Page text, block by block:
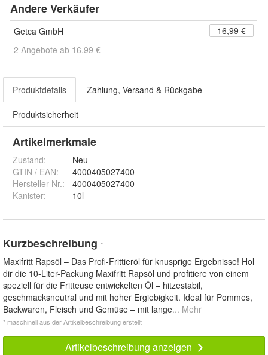
Andere Verkäufer
Getca GmbH
16,99 €
2 Angebote ab 16,99 €
Produktdetails Zahlung, Versand & Rückgabe
Produktsicherheit
Artikelmerkmale
Zustand:
Neu
GTIN / EAN:
4000405027400
Hersteller Nr.:
4000405027400
Kanister: 10l
Kurzbeschreibung *
Maxifritt Rapsöl – Das Profi-Frittieröl für knusprige Ergebnisse! Hol
dir die 10-Liter-Packung Maxifritt Rapsöl und profitiere von einem
speziell für die Fritteuse entwickelten Öl – hitzestabil,
geschmacksneutral und mit hoher Ergiebigkeit. Ideal für Pommes,
Backwaren, Fleisch und Gemüse – mit lange... Mehr
* maschinell aus der Artikelbeschreibung erstellt
Artikelbeschreibung anzeigen